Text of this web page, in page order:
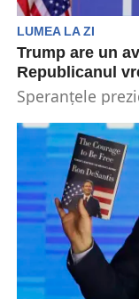
LUMEA LA ZI
Trump are un
Republicanul
Speranțele
Albă din...